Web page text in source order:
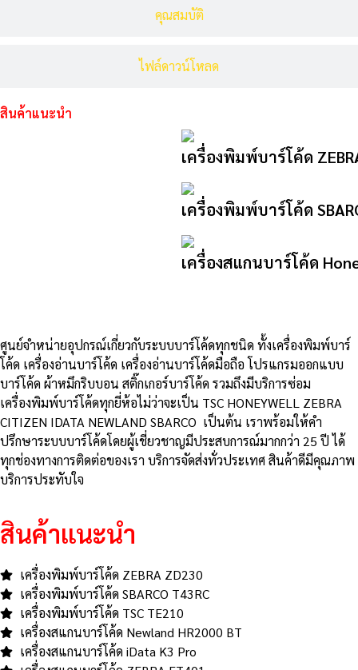
คุณสมบัติ
ไฟล์ดาวน์โหลด
สินค้าแนะนำ
เครื่องพิมพ์บาร์โค้ด
เครื่องพิมพ์บาร์โค้ด
เครื่องสแกนบาร์โค้ด
ศูนย์จําหน่ายอุปกรณ์เกี่ยวกับระบบบาร์โค้ดทุกชนิด ทั้งเครื่องพิมพ์บาร์
โค้ด เครื่องอ่านบาร์โค้ด เครื่องอ่านบาร์โค้ดมือถือ โปรแกรมออกแบบ
บาร์โค้ด ผ้าหมึกริบบอน สติ๊กเกอร์บาร์โค้ด รวมถึงมีบริการซ่อม
เครื่องพิมพ์บาร์โค้ดทุกยี่ห้อไม่ว่าจะเป็น TSC HONEYWELL ZEBRA
CITIZEN IDATA NEWLAND SBARCO เป็นต้น เราพร้อมให้คำ
ปรึกษาระบบบาร์โค้ดโดยผู้เชี่ยวชาญมีประสบการณ์มากกว่า 25 ปี ได้
ทุกช่องทางการติดต่อของเรา บริการจัดส่งทั่วประเทศ สินค้าดีมีคุณภาพ
บริการประทับใจ
สินค้าแนะนำ
เครื่องพิมพ์บาร์โค้ด ZEBRA ZD230
เครื่องพิมพ์บาร์โค้ด SBARCO T43RC
เครื่องพิมพ์บาร์โค้ด TSC TE210
เครื่องสแกนบาร์โค้ด Newland HR2000 BT
เครื่องสแกนบาร์โค้ด iData K3 Pro